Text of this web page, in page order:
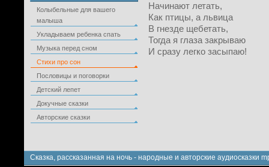
Колыбельные для вашего
малыша
Укладываем ребенка спать
Музыка перед сном
Стихи про сон
Пословицы и поговорки
Детский лепет
Докучные сказки
Авторские сказки
Начинают летать,
Как птицы, а львица
В гнезде щебетать,
Тогда я глаза закрываю
И сразу легко засыпаю!
Сказка, рассказанная на ночь - народные и авторские аудиосказки